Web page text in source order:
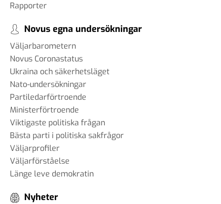
Rapporter
Novus egna undersökningar
Väljarbarometern
Novus Coronastatus
Ukraina och säkerhetsläget
Nato-undersökningar
Partiledarförtroende
Ministerförtroende
Viktigaste politiska frågan
Bästa parti i politiska sakfrågor
Väljarprofiler
Väljarförståelse
Länge leve demokratin
Nyheter